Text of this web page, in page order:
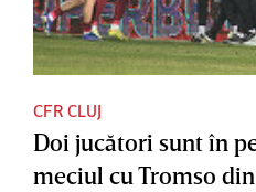
CFR CLUJ
Doi jucători sunt în
meciul cu Tromso